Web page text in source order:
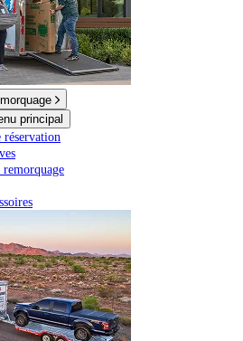
principal
réservation